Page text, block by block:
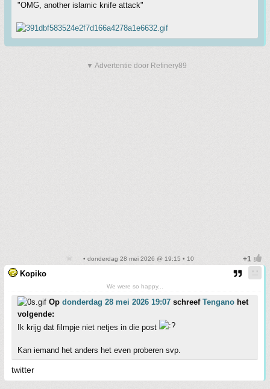
"OMG, another islamic knife attack"
▼ Advertentie door Refinery89
• donderdag 28 mei 2026 @ 19:15 • 10
Kopiko
We were so happy...
Op donderdag 28 mei 2026 19:07 schreef Tengano het
volgende:
Ik krijg dat filmpje niet netjes in die post
Kan iemand het anders het even proberen svp.
twitter